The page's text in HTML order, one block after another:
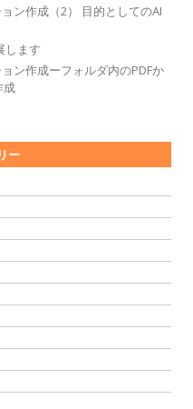
ン作成（2） 目的としてのAI
します
ン作成ーフォルダ内のPDFか
成
ー